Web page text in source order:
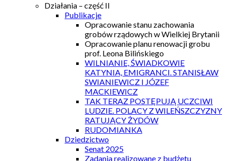
Działania – część II
Publikacje
Opracowanie stanu zachowania
grobów rządowych w Wielkiej Brytanii
Opracowanie planu renowacji grobu
prof. Leona Bilińskiego
WILNIANIE, ŚWIADKOWIE
KATYNIA, EMIGRANCI. STANISŁAW
SWIANIEWICZ I JÓZEF
MACKIEWICZ
TAK TERAZ POSTĘPUJĄ UCZCIWI
LUDZIE. POLACY Z WILEŃSZCZYZNY
RATUJĄCY ŻYDÓW
RUDOMIANKA
Dziedzictwo
Senat 2025
Zadania realizowane z budżetu